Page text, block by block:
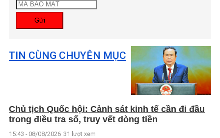
Gửi
TIN CÙNG CHUYÊN MỤC
Chủ tịch Quốc hội: Cảnh sát kinh tế cần đi đầu
trong điều tra số, truy vết dòng tiền
15:43 - 08/08/2026 31 lượt xem